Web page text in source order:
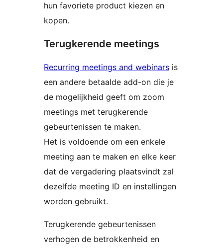
hun favoriete product kiezen en
kopen.
Terugkerende meetings
Recurring meetings and webinars is
een andere betaalde add-on die je
de mogelijkheid geeft om zoom
meetings met terugkerende
gebeurtenissen te maken.
Het is voldoende om een enkele
meeting aan te maken en elke keer
dat de vergadering plaatsvindt zal
dezelfde meeting ID en instellingen
worden gebruikt.
Terugkerende gebeurtenissen
verhogen de betrokkenheid en